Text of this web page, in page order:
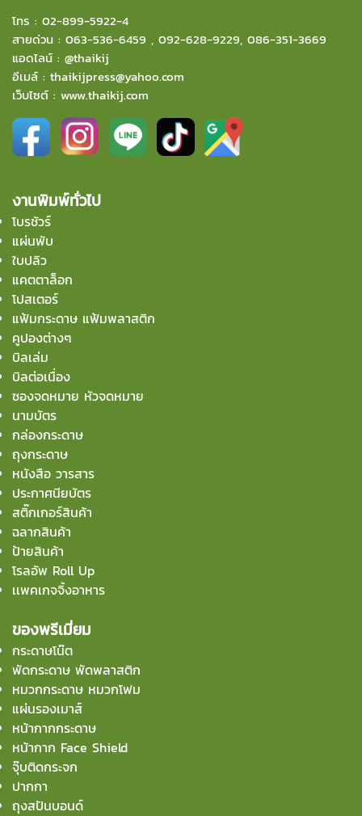
โทร : 02-899-5922-4
สายด่วน : 063-536-6459 , 092-628-9229, 086-351-3669
แอดไลน์ : @thaikij
อีเมล์ : thaikijpress@yahoo.com
เว็บไซต์ : www.thaikij.com
งานพิมพ์ทั่วไป
โบรชัวร์
แผ่นพับ
ใบปลิว
แคตตาล็อก
โปสเตอร์
แฟ้มกระดาษ แฟ้มพลาสติก
คูปองต่างๆ
บิลเล่ม
บิลต่อเนื่อง
ซองจดหมาย หัวจดหมาย
นามบัตร
กล่องกระดาษ
ถุงกระดาษ
หนังสือ วารสาร
ประกาศนียบัตร
สติ๊กเกอร์สินค้า
ฉลากสินค้า
ป้ายสินค้า
โรลอัพ Roll Up
เเพคเกจจิ้งอาหาร
ของพรีเมี่ยม
กระดาษโน๊ต
พัดกระดาษ พัดพลาสติก
หมวกกระดาษ หมวกโฟม
แผ่นรองเมาส์
หน้ากากกระดาษ
หน้ากาก Face Shield
จุ๊บติดกระจก
ปากกา
ถุงสปันบอนด์